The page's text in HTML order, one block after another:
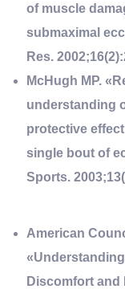
of muscle
submaximal
Res.
McHugh MP.
understanding
protective
single bout of
Sports.
American
Discomfort and